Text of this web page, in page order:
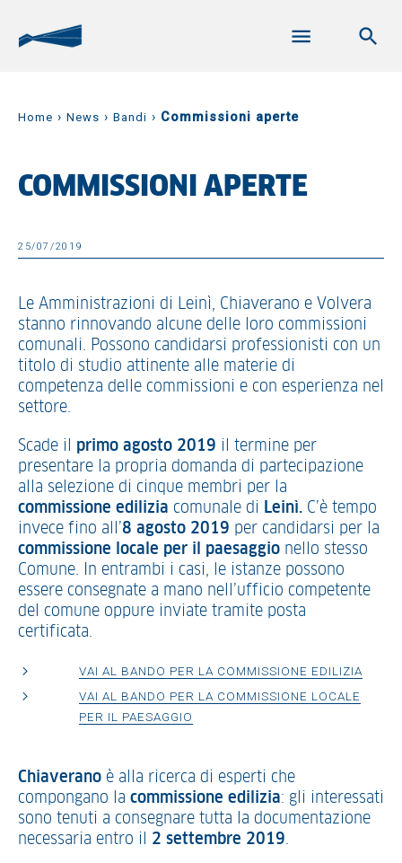
Home › News › Bandi › Commissioni aperte
COMMISSIONI APERTE
25/07/2019
Le Amministrazioni di Leinì, Chiaverano e Volvera
stanno rinnovando alcune delle loro commissioni
comunali. Possono candidarsi professionisti con un
titolo di studio attinente alle materie di
competenza delle commissioni e con esperienza nel
settore.
Scade il primo agosto 2019 il termine per
presentare la propria domanda di partecipazione
alla selezione di cinque membri per la
commissione edilizia comunale di Leinì. C’è tempo
invece fino all’8 agosto 2019 per candidarsi per la
commissione locale per il paesaggio nello stesso
Comune. In entrambi i casi, le istanze possono
essere consegnate a mano nell’ufficio competente
del comune oppure inviate tramite posta
certificata.
VAI AL BANDO PER LA COMMISSIONE EDILIZIA
VAI AL BANDO PER LA COMMISSIONE LOCALE
PER IL PAESAGGIO
Chiaverano è alla ricerca di esperti che
compongano la commissione edilizia: gli interessati
sono tenuti a consegnare tutta la documentazione
necessaria entro il 2 settembre 2019.